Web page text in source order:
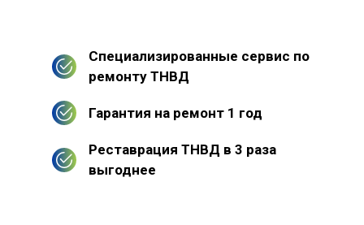
Специализированные сервис по
ремонту ТНВД
Гарантия на ремонт 1 год
Реставрация ТНВД в 3 раза
выгоднее